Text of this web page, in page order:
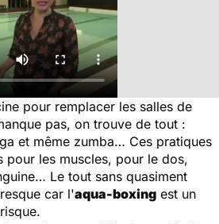
pour remplacer les salles de
pas, on trouve de tout :
et même zumba… Ces pratiques
pour les muscles, pour le dos,
Le tout sans quasiment
car l'aqua-boxing est un